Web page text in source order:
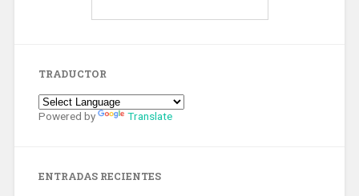
TRADUCTOR
Powered by Translate
ENTRADAS RECIENTES